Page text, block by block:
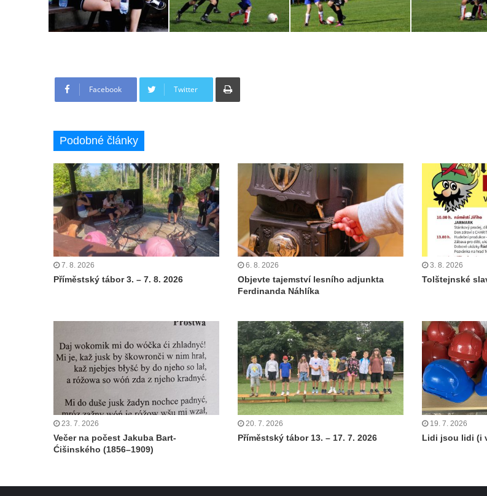
Facebook Twitter
Tisknout
Podobné články
7. 8. 2026
Příměstský tábor 3. – 7. 8. 2026
6. 8. 2026
Objevte tajemství lesního adjunkta
Ferdinanda Náhlíka
3. 8. 2026
Tolštejnské
23. 7. 2026
Večer na počest Jakuba Bart-
Ćišinského (1856–1909)
20. 7. 2026
Příměstský tábor 13. – 17. 7. 2026
19. 7. 2026
Lidi jsou lidi (i